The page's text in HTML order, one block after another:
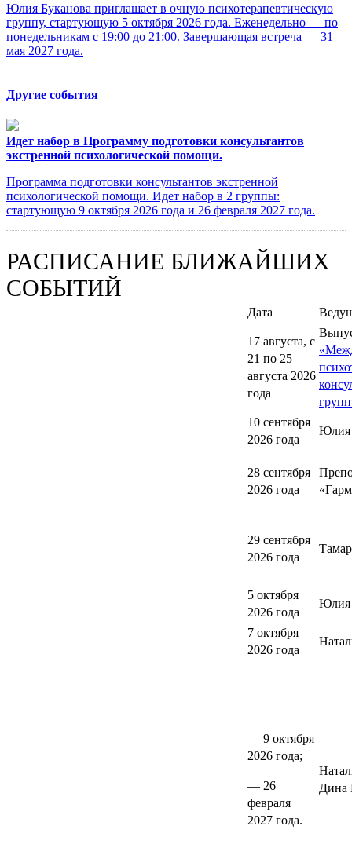
Юлия Буканова приглашает в очную психотерапевтическую
группу, стартующую 5 октября 2026 года. Еженедельно — по
понедельникам с 19:00 до 21:00. Завершающая встреча — 31
мая 2027 года.
Другие события
Идет набор в Программу подготовки консультантов
экстренной психологической помощи.
Программа подготовки консультантов экстренной
психологической помощи. Идет набор в 2 группы:
стартующую 9 октября 2026 года и 26 февраля 2027 года.
РАСПИСАНИЕ БЛИЖАЙШИХ
СОБЫТИЙ
Дата
17 августа, с
21 по 25
августа 2026
года
10 сентября
2026 года
Юлия
28 сентября
2026 года
29 сентября
2026 года
5 октября
2026 года
Юлия
7 октября
2026 года
— 9 октября
2026 года;
— 26
февраля
2027 года.
Дина